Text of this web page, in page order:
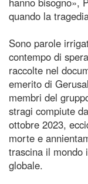
quando la
Sono parole
contempo di
raccolte nel
emerito di
membri del
stragi compiute
ottobre 2023,
morte e
trascina il mondo
globale.